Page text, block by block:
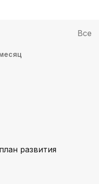
Все
развития